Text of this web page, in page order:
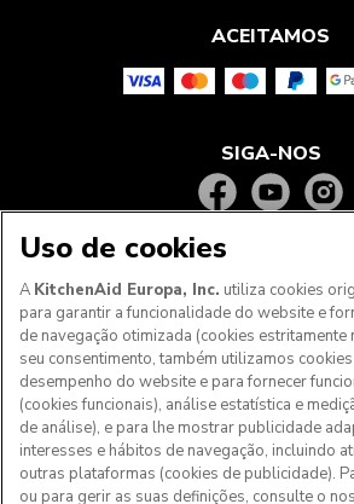
ACEITAMOS
SIGA-NOS
Aos clientes nos Açores, Madeira
portugueses: Por favor, contacte a
ao Cliente para efetuar a sua
Uso de cookies
A KitchenAid Europa, Inc. utiliza cookies
para garantir a funcionalidade do website e
de navegação otimizada (cookies estritamente
seu consentimento, também utilizamos
desempenho do website e para fornecer
(cookies funcionais), análise estatística e
de análise), e para lhe mostrar publicidade
interesses e hábitos de navegação, incluindo
outras plataformas (cookies de publicidade).
ou para gerir as suas definições, consulte o